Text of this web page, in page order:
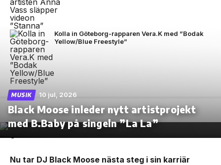
Kolla in Göteborg-rapparen Vera.K med ”Bodak
Yellow/Blue Freestyle”
MUSIK 10 jul, 2026
Black Moose inleder nytt artistprojekt
med B.Baby på singeln ”La La”
Nu tar DJ Black Moose nästa steg i sin karriär